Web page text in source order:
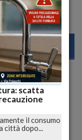
sono un po’
mentre faceva
la notte di sabato
scatta
il consumo
dopo...